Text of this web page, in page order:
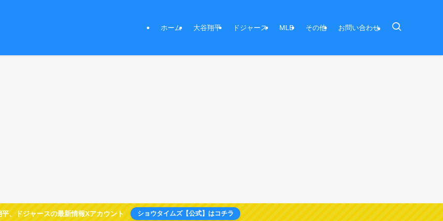
ホーム 大谷翔平 ドジャース MLB その他 お問い合わせ
平、ドジャースの最新情報Xアカウント ショウタイムズ【公式】はコチラ